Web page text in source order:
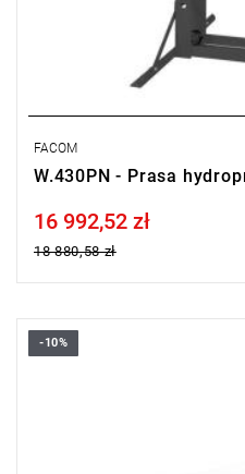
FACOM
W.430PN - Prasa
Price tax included
16 992,52 zł
18 880,58 zł
• Wymiary (dł. x szer. x wys.): 32
-10%